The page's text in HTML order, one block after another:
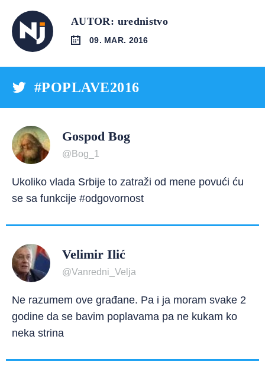
AUTOR: urednistvo
09. MAR. 2016
#POPLAVE2016
Gospod Bog
@Bog_1
Ukoliko vlada Srbije to zatraži od mene povući ću
se sa funkcije #odgovornost
Velimir Ilić
@Vanredni_Velja
Ne razumem ove građane. Pa i ja moram svake 2
godine da se bavim poplavama pa ne kukam ko
neka strina